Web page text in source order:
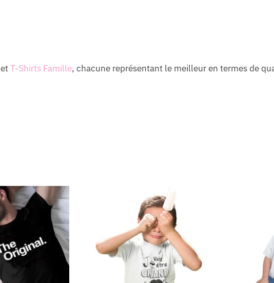
T-Shirts Famille, chacune représentant le meilleur en termes de